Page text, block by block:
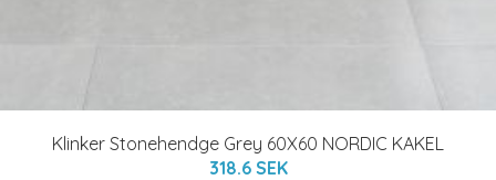
Klinker Stonehendge Grey 60X60 NORDIC KAKEL
318.6 SEK